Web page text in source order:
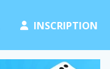
INSCRIPTION